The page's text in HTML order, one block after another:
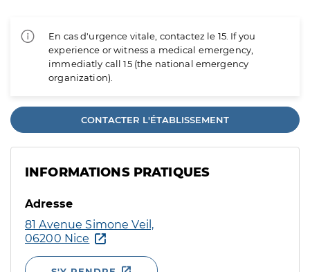
En cas d'urgence vitale, contactez le 15. If you
experience or witness a medical emergency,
immediatly call 15 (the national emergency
organization).
CONTACTER L'ÉTABLISSEMENT
INFORMATIONS PRATIQUES
Adresse
81 Avenue Simone Veil,
06200 Nice